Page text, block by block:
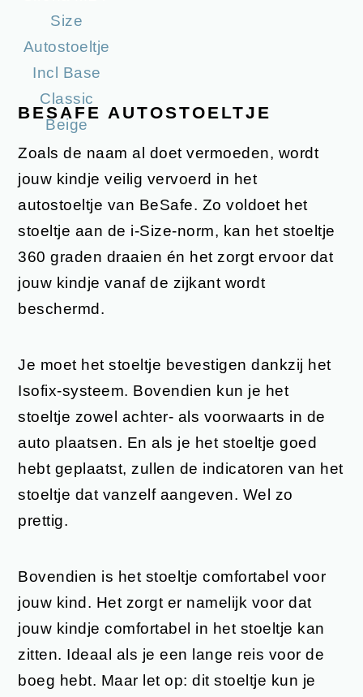
BESAFE AUTOSTOELTJE
Zoals de naam al doet vermoeden, wordt
jouw kindje veilig vervoerd in het
autostoeltje van BeSafe. Zo voldoet het
stoeltje aan de i-Size-norm, kan het stoeltje
360 graden draaien én het zorgt ervoor dat
jouw kindje vanaf de zijkant wordt
beschermd.
Je moet het stoeltje bevestigen dankzij het
Isofix-systeem. Bovendien kun je het
stoeltje zowel achter- als voorwaarts in de
auto plaatsen. En als je het stoeltje goed
hebt geplaatst, zullen de indicatoren van het
stoeltje dat vanzelf aangeven. Wel zo
prettig.
Bovendien is het stoeltje comfortabel voor
jouw kind. Het zorgt er namelijk voor dat
jouw kindje comfortabel in het stoeltje kan
zitten. Ideaal als je een lange reis voor de
boeg hebt. Maar let op: dit stoeltje kun je